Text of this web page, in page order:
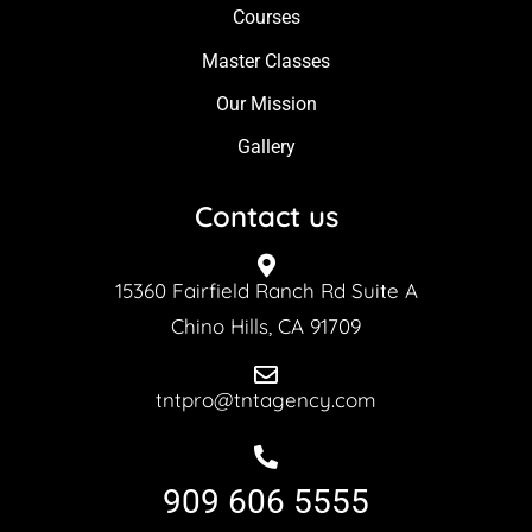
Courses
Master Classes
Our Mission
Gallery
Contact us
15360 Fairfield Ranch Rd Suite A
Chino Hills, CA 91709
tntpro@tntagency.com
909 606 5555